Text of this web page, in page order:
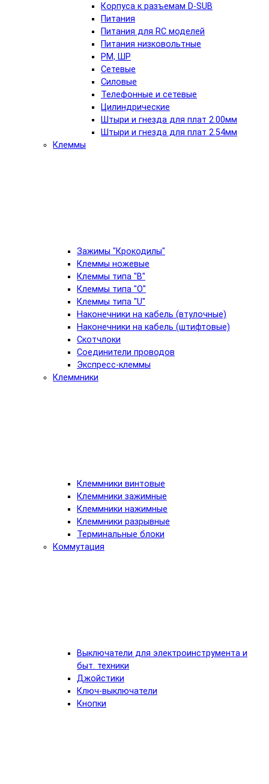
Корпуса к разъемам D-SUB
Питания
Питания для RC моделей
Питания низковольтные
РМ, ШР
Сетевые
Силовые
Телефонные и сетевые
Цилиндрические
Штыри и гнезда для плат 2.00мм
Штыри и гнезда для плат 2.54мм
Клеммы
Зажимы "Крокодилы"
Клеммы ножевые
Клеммы типа "B"
Клеммы типа "O"
Клеммы типа "U"
Наконечники на кабель (втулочные)
Наконечники на кабель (штифтовые)
Скотчлоки
Соединители проводов
Экспресс-клеммы
Клеммники
Клеммники винтовые
Клеммники зажимные
Клеммники нажимные
Клеммники разрывные
Терминальные блоки
Коммутация
Выключатели для электроинструмента и
быт. техники
Джойстики
Ключ-выключатели
Кнопки